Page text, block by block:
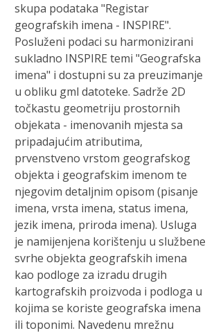
skupa podataka "Registar
geografskih imena - INSPIRE".
Posluženi podaci su harmonizirani
sukladno INSPIRE temi "Geografska
imena" i dostupni su za preuzimanje
u obliku gml datoteke. Sadrže 2D
točkastu geometriju prostornih
objekata - imenovanih mjesta sa
pripadajućim atributima,
prvenstveno vrstom geografskog
objekta i geografskim imenom te
njegovim detaljnim opisom (pisanje
imena, vrsta imena, status imena,
jezik imena, priroda imena). Usluga
je namijenjena korištenju u službene
svrhe objekta geografskih imena
kao podloge za izradu drugih
kartografskih proizvoda i podloga u
kojima se koriste geografska imena
ili toponimi. Navedenu mrežnu